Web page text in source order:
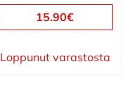
15.90€
Loppunut varastosta